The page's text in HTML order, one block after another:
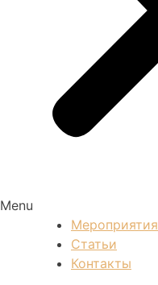
Menu
Мероприятия
Статьи
Контакты